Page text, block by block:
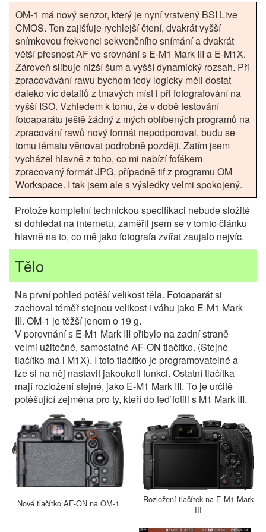
OM-1 má nový senzor, který je nyní vrstvený BSI Live
CMOS. Ten zajišťuje rychlejší čtení, dvakrát vyšší
snímkovou frekvenci sekvenčního snímání a dvakrát
větší přesnost AF ve srovnání s E-M1 Mark III a E-M1X.
Zároveň slibuje nižší šum a vyšší dynamický rozsah. Při
zpracovávání rawu bychom tedy logicky měli dostat
daleko víc detailů z tmavých míst i při fotografování na
vyšší ISO. Vzhledem k tomu, že v době testování
fotoaparátu ještě žádný z mých oblíbených programů na
zpracování rawů nový formát nepodporoval, budu se
tomu tématu věnovat podrobně později. Zatím jsem
vycházel hlavně z toho, co mi nabízí foťákem
zpracovaný formát JPG, případně tif z programu OM
Workspace. I tak jsem ale s výsledky velmi spokojený.
Protože kompletní technickou specifikaci nebude složité
si dohledat na internetu, zaměřil jsem se v tomto článku
hlavně na to, co mě jako fotografa zvířat zaujalo nejvíc.
Tělo
Na první pohled potěší velikost těla. Fotoaparát si
zachoval téměř stejnou velikost i váhu jako E-M1 Mark
III. OM-1 je těžší jenom o 19 g.
V porovnání s E-M1 Mark III přibylo na zadní straně
velmi užitečné, samostatné AF-ON tlačítko. (Stejné
tlačítko má i M1X). I toto tlačítko je programovatelné a
lze si na něj nastavit jakoukoli funkci. Ostatní tlačítka
mají rozložení stejné, jako E-M1 Mark III. To je určitě
potěšující zejména pro ty, kteří do teď fotili s M1 Mark III.
Nové tlačítko AF-ON na OM-1
Rozložení tlačítek na E-M1 Mark
III